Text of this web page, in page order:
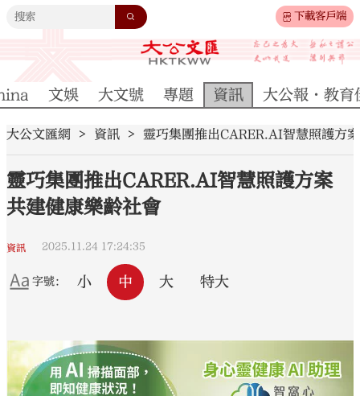
下載客戶端
文娛 大文號 專題 資訊 大公報·教育
大公文匯網 資訊 靈巧集團推出CARER.AI智慧照護方
靈巧集團推出CARER.AI智慧照護方案
共建健康樂齡社會
資訊 2025.11.24 17:24:35
字號： 小 中 大 特大